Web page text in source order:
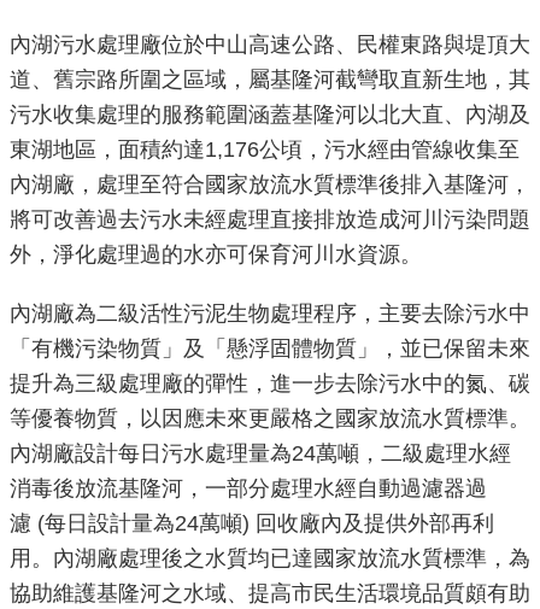
分
是
公
告
訊
息
關
介
紹
業
務
資
訊
政
內湖污水處理廠位於中山高速公路、民權東路與堤頂大
道、舊宗路所圍之區域，屬基隆河截彎取直新生地，其
污水收集處理的服務範圍涵蓋基隆河以北大直、內湖及
東湖地區，面積約達1,176公頃，污水經由管線收集至
內湖廠，處理至符合國家放流水質標準後排入基隆河，
將可改善過去污水未經處理直接排放造成河川污染問題
外，淨化處理過的水亦可保育河川水資源。
內湖廠為二級活性污泥生物處理程序，主要去除污水中
「有機污染物質」及「懸浮固體物質」，並已保留未來
提升為三級處理廠的彈性，進一步去除污水中的氮、碳
等優養物質，以因應未來更嚴格之國家放流水質標準。
內湖廠設計每日污水處理量為24萬噸，二級處理水經
消毒後放流基隆河，一部分處理水經自動過濾器過
濾 (每日設計量為24萬噸) 回收廠內及提供外部再利
用。內湖廠處理後之水質均已達國家放流水質標準，為
協助維護基隆河之水域、提高市民生活環境品質頗有助